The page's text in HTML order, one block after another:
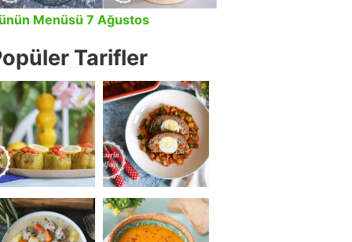
Menüsü 7 Ağustos
Tarifler